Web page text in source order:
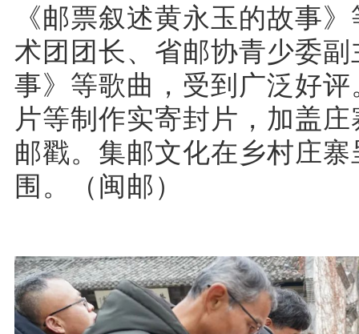
《邮票叙述黄永玉的故事
术团团长、省邮协青少委
事》等歌曲，受到广泛好
片等制作实寄封片，加盖
邮戳。集邮文化在乡村庄
围。（闽邮）